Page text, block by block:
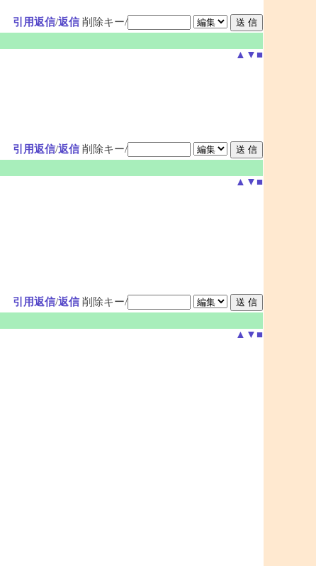
引用返信/返信 削除キー/
▲ ▼ ■
引用返信/返信 削除キー/
▲ ▼ ■
引用返信/返信 削除キー/
▲ ▼ ■